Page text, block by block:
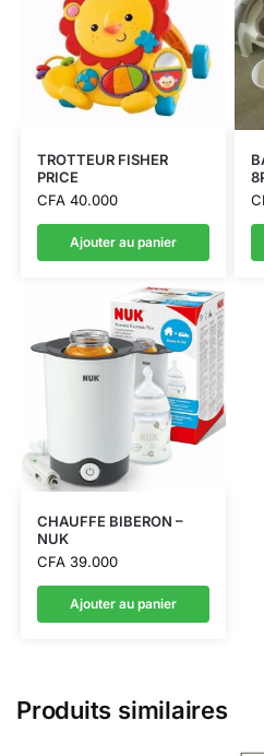
TROTTEUR FISHER
PRICE
CFA40.000
Ajouter au panier
CHAUFFE BIBERON –
NUK
CFA39.000
Ajouter au panier
Produits similaires